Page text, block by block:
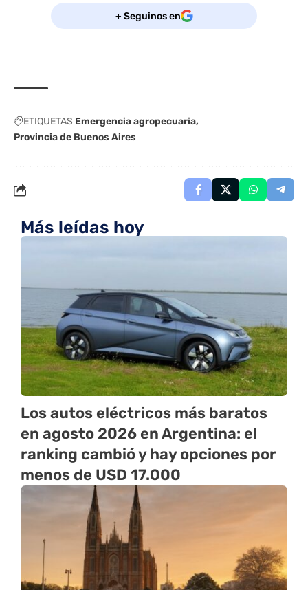
+ Seguinos en
ETIQUETAS Emergencia agropecuaria
Provincia de Buenos Aires
Más leídas hoy
Los autos eléctricos más baratos
en agosto 2026 en Argentina: el
ranking cambió y hay opciones por
menos de USD 17.000